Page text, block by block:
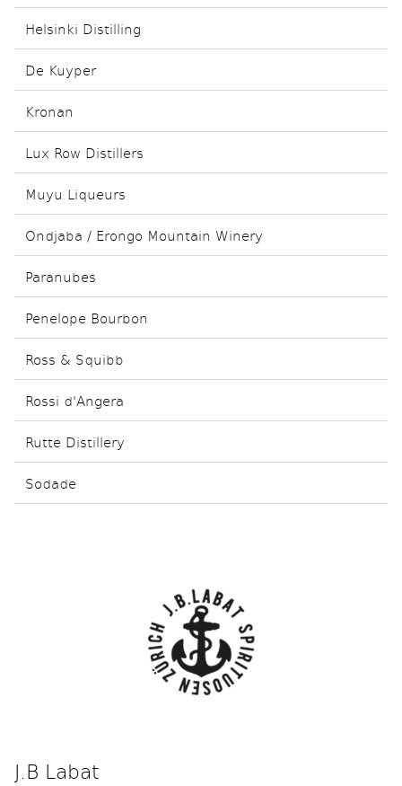
Helsinki Distilling
De Kuyper
Kronan
Lux Row Distillers
Muyu Liqueurs
Ondjaba / Erongo Mountain Winery
Paranubes
Penelope Bourbon
Ross & Squibb
Rossi d'Angera
Rutte Distillery
Sodade
J.B Labat